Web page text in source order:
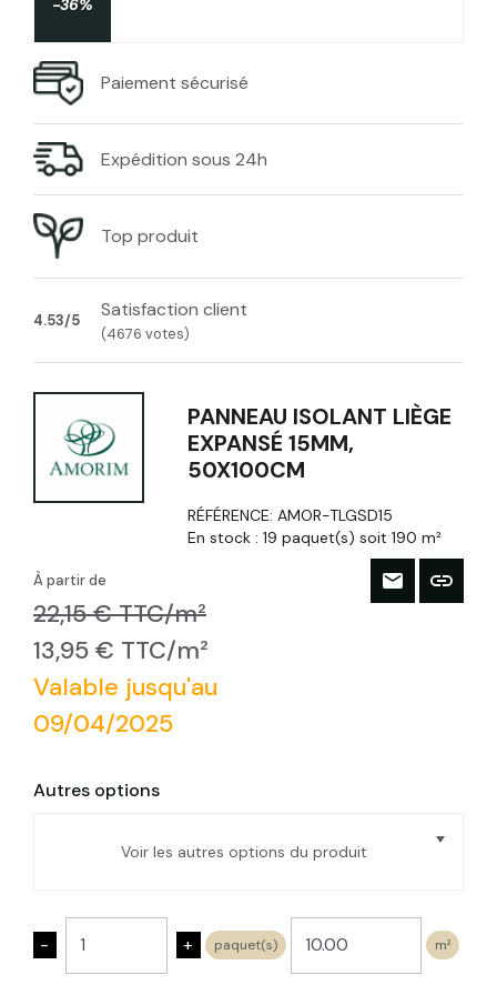
-36%
Paiement sécurisé
Expédition sous 24h
Top produit
4.53/5 Satisfaction client
(4676 votes)
PANNEAU ISOLANT LIÈGE
EXPANSÉ 15MM,
50X100CM
RÉFÉRENCE:AMOR-TLGSD15
En stock :19 paquet(s) soit 190 m²
À partir de
22,15 € TTC/m²
13,95 € TTC/m²
Valable jusqu'au
09/04/2025
Autres options
Voir les autres options du produit
Panneau isolant liège expansé 10mm,
50X100cm
- + paquet(s) m²